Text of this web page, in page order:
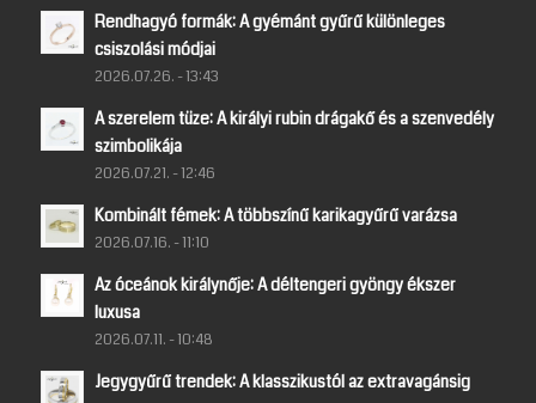
Rendhagyó formák: A gyémánt gyűrű különleges
csiszolási módjai
2026.07.26. - 13:43
A szerelem tüze: A királyi rubin drágakő és a szenvedély
szimbolikája
2026.07.21. - 12:46
Kombinált fémek: A többszínű karikagyűrű varázsa
2026.07.16. - 11:10
Az óceánok királynője: A déltengeri gyöngy ékszer
luxusa
2026.07.11. - 10:48
Jegygyűrű trendek: A klasszikustól az extravagánsig